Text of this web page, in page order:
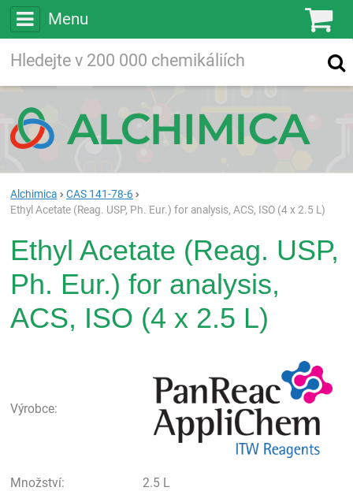
Menu
Vyhledávání
Alchimica
CAS 141-78-6
Ethyl Acetate (Reag. USP, Ph. Eur.) for analysis, ACS, ISO (4 x 2.5 L)
Ethyl Acetate (Reag. USP,
Ph. Eur.) for analysis,
ACS, ISO (4 x 2.5 L)
Výrobce:
Množství:
2.5 L